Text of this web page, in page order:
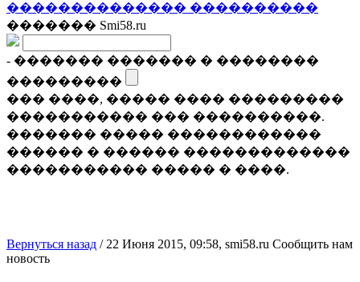
�������������� ����������
������� Smi58.ru
- ������� ������� � ��������
���������
��� ����, ����� ���� ���������
����������� ��� ����������.
������� ����� ������������
������ � ������ �������������
����������� ����� � ����.
Вернуться назад / 22 Июня 2015, 09:58, smi58.ru Сообщить нам
новость